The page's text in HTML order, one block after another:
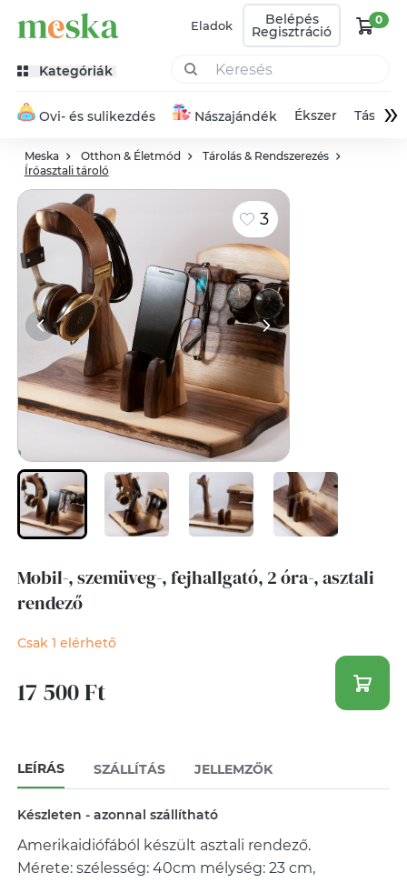
Eladok Belépés
Regisztráció
0
Kategóriák
Ovi- és sulikezdés Nászajándék Ékszer Táska»
Meska Otthon & Életmód
Tárolás & Rendszerezés
Íróasztali tároló
3
Mobil-, szemüveg-, fejhallgató, 2 óra-, asztali
rendező
Csak 1 elérhető
17 500 Ft
LEÍRÁS SZÁLLÍTÁS JELLEMZŐK
Készleten - azonnal szállítható
Amerikaidiófából készült asztali rendező.
Mérete: szélesség: 40cm mélység: 23 cm,